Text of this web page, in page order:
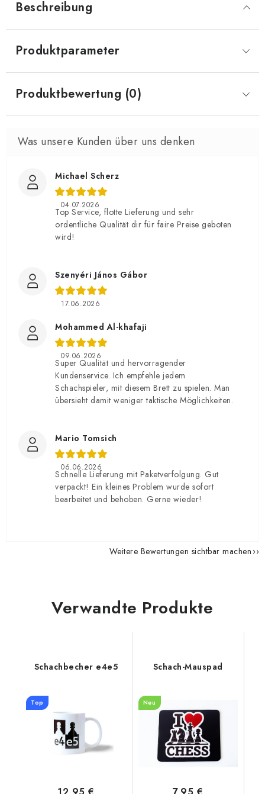
Beschreibung
Produktparameter
Produktbewertung (0)
Michael Scherz
04.07.2026
Top Service, flotte Lieferung und sehr
ordentliche Qualität dir für faire Preise geboten
wird!
Szenyéri János Gábor
17.06.2026
Mohammed Al-khafaji
09.06.2026
Super Qualität und hervorragender
Kundenservice. Ich empfehle jedem
Schachspieler, mit diesem Brett zu spielen. Man
übersieht damit weniger taktische Möglichkeiten.
Mario Tomsich
06.06.2026
Schnelle Lieferung mit Paketverfolgung. Gut
verpackt! Ein kleines Problem wurde sofort
bearbeitet und behoben. Gerne wieder!
Weitere Bewertungen sichtbar machen
Verwandte Produkte
Schachbecher e4e5
Top
Schach-Mauspad
Neu